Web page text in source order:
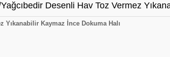
Desenli Hav Toz Vermez
Yıkanabilir Kaymaz İnce Dokuma Halı